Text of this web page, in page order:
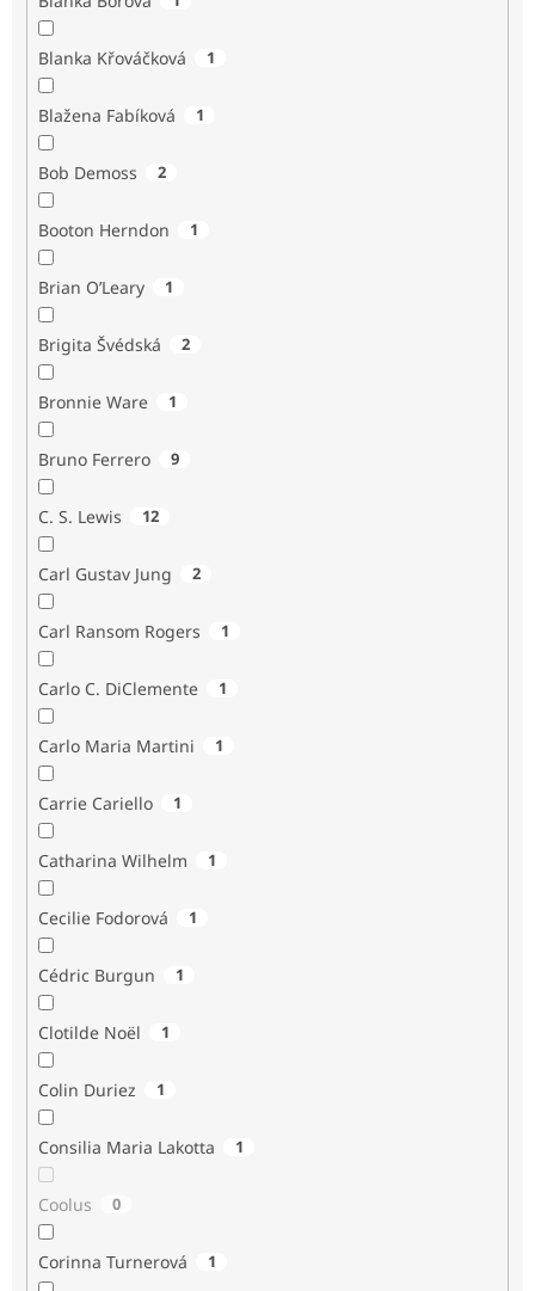
Blanka Křováčková 1
Blažena Fabíková 1
Bob Demoss 2
Booton Herndon 1
Brian O’Leary 1
Brigita Švédská 2
Bronnie Ware 1
Bruno Ferrero 9
C. S. Lewis 12
Carl Gustav Jung 2
Carl Ransom Rogers 1
Carlo C. DiClemente 1
Carlo Maria Martini 1
Carrie Cariello 1
Catharina Wilhelm 1
Cecilie Fodorová 1
Cédric Burgun 1
Clotilde Noël 1
Colin Duriez 1
Consilia Maria Lakotta 1
Coolus 0
Corinna Turnerová 1